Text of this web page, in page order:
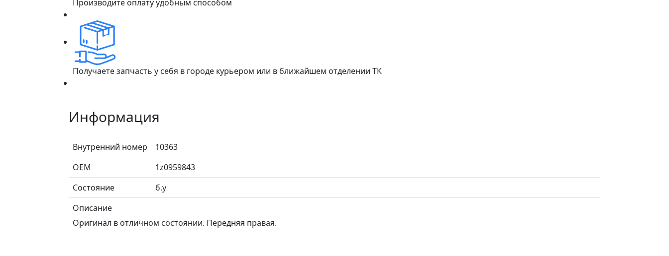
Производите оплату удобным способом
Получаете запчасть у себя в городе курьером или в ближайшем отделении ТК
Информация
Внутренний номер
10363
ОЕМ
1z0959843
Состояние
б.у
Описание
Оригинал в отличном состоянии. Передняя правая.